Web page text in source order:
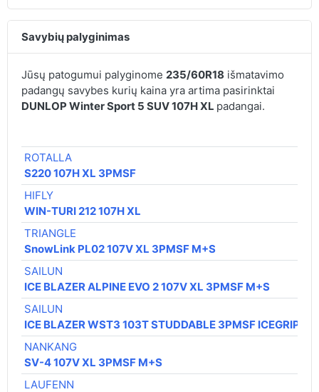
Savybių palyginimas
Jūsų patogumui palyginome 235/60R18 išmatavimo
padangų savybes kurių kaina yra artima pasirinktai
DUNLOP Winter Sport 5 SUV 107H XL padangai.
ROTALLA
S220 107H XL 3PMSF
HIFLY
WIN-TURI 212 107H XL
TRIANGLE
SnowLink PL02 107V XL 3PMSF M+S
SAILUN
ICE BLAZER ALPINE EVO 2 107V XL 3PMSF M+S
SAILUN
ICE BLAZER WST3 103T STUDDABLE 3PMSF ICEGRIP
NANKANG
SV-4 107V XL 3PMSF M+S
LAUFENN